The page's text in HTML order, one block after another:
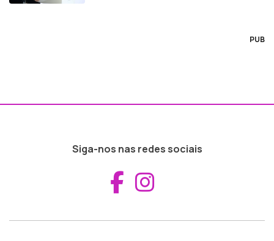
PUB
Siga-nos nas redes sociais
Aceder ao